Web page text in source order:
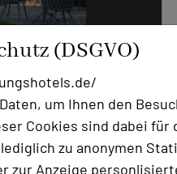
(DSGVO)
um Ihnen den
Cookies sind dabei für
zu anonymen
zur Anzeige
Stumpf